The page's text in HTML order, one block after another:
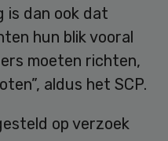
is dan ook dat
hun blik vooral
moeten richten,
aldus het SCP.
op verzoek